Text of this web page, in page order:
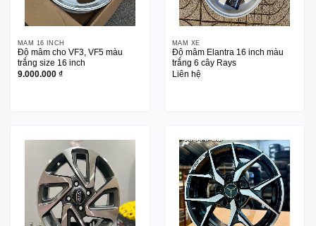
MÂM 16 INCH
Độ mâm cho VF3, VF5 màu
trắng size 16 inch
9.000.000 ₫
MÂM XE
Độ mâm Elantra 16 inch màu
trắng 6 cây Rays
Liên hệ